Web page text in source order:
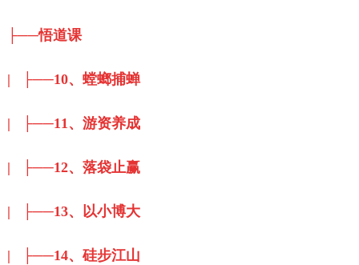
├──悟道课
| ├──10、螳螂捕蝉
| ├──11、游资养成
| ├──12、落袋止赢
| ├──13、以小博大
| ├──14、硅步江山